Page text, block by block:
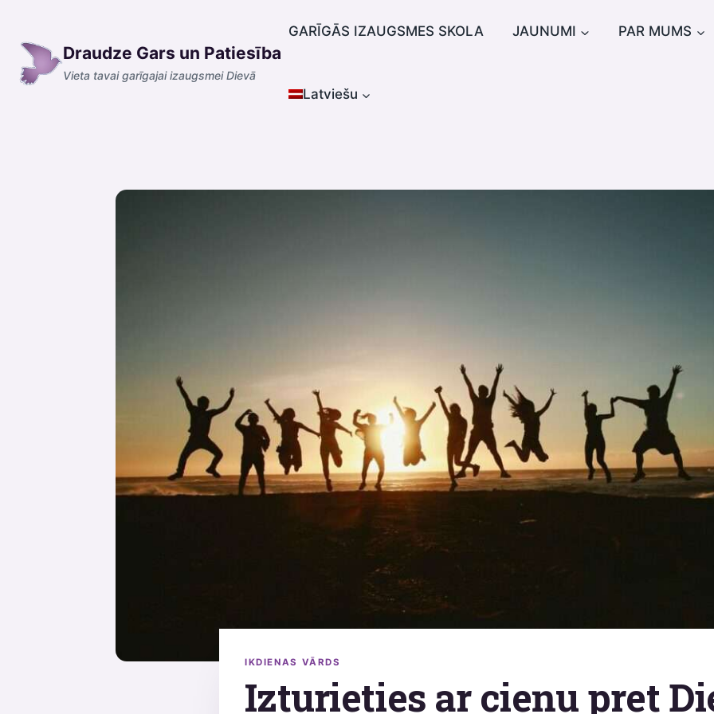
content
Draudze Gars un Patiesība
Vieta tavai garīgajai izaugsmei Dievā
GARĪGĀS IZAUGSMES SKOLA JAUNUMI PAR MUMS
Latviešu
IKDIENAS VĀRDS
Izturieties ar cieņu pret